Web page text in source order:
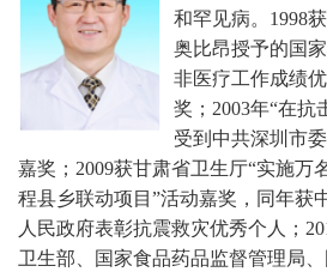
和罕见病。 1998
奥比昂授予的国
非医疗工作成绩
奖；2003年“在抗
受到中共深圳市
嘉奖；2009获甘肃省卫生厅“实施万
程县乡联动项目”活动嘉奖，同年获
人民政府表彰抗震救灾优秀个人；
卫生部、国家食品药品监督管理局